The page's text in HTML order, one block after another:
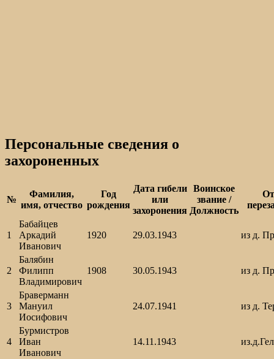
Персональные сведения о
захороненных
№
Фамилия,
имя, отчество
Год
рождения
Дата гибели
или
захоронения
Воинское
звание /
Должность
1
Бабайцев
Аркадий
Иванович
1920 29.03.1943 из д.
2
Балябин
Филипп
Владимирович
1908 30.05.1943 из д.
3
Браверманн
Мануил
Иосифович
24.07.1941 из д.
4
Бурмистров
Иван
Иванович
14.11.1943